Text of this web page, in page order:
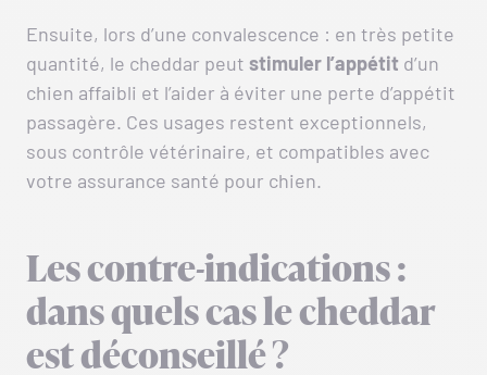
Ensuite, lors d’une convalescence : en très petite
quantité, le cheddar peut stimuler l’appétit d’un
chien affaibli et l’aider à éviter une perte d’appétit
passagère. Ces usages restent exceptionnels,
sous contrôle vétérinaire, et compatibles avec
votre assurance santé pour chien.
Les contre-indications :
dans quels cas le cheddar
est déconseillé ?